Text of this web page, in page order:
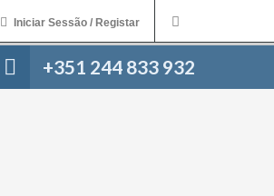
Iniciar Sessão / Registar
+351 244 833 932